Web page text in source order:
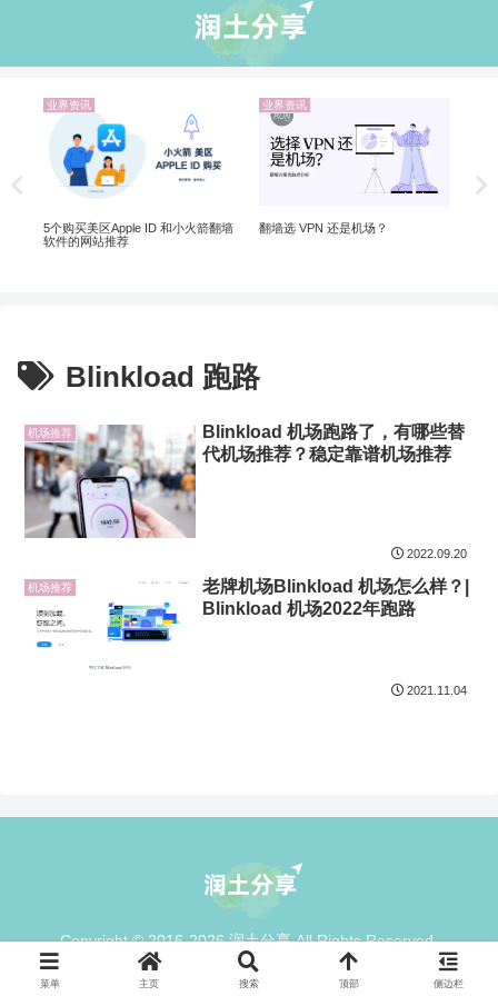
业界资讯
5个购买美区Apple ID 和小火箭翻墙
软件的网站推荐
业界资讯
翻墙选 VPN 还是机场？
Blinkload 跑路
机场推荐
Blinkload 机场跑路了，有哪些替
代机场推荐？稳定靠谱机场推荐
2022.09.20
机场推荐
老牌机场Blinkload 机场怎么样？|
Blinkload 机场2022年跑路
2021.11.04
Copyright © 2016-2026 润土分享 All Rights Reserved.
菜单 主页 搜索 顶部 侧边栏